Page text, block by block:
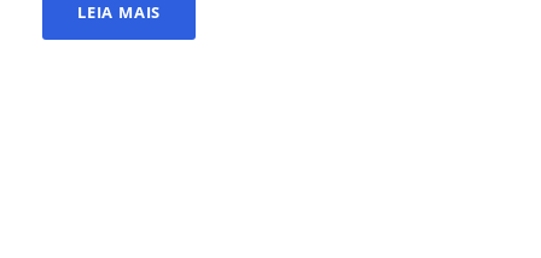
LEIA MAIS